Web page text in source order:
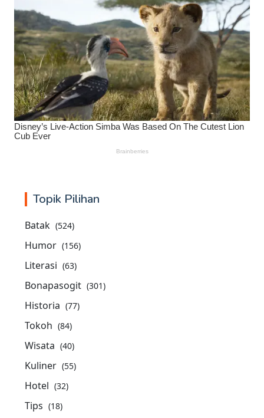
Topik Pilihan
Batak (524)
Humor (156)
Literasi (63)
Bonapasogit (301)
Historia (77)
Tokoh (84)
Wisata (40)
Kuliner (55)
Hotel (32)
Tips (18)